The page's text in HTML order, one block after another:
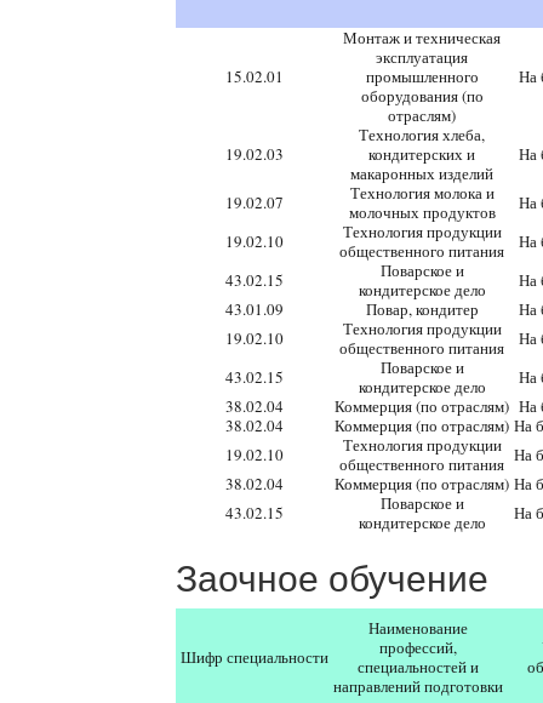
15.02.01
Монтаж и техническая
эксплуатация
промышленного
оборудования (по
отраслям)
На
19.02.03
Технология хлеба,
кондитерских и
макаронных изделий
На
19.02.07
Технология молока и
молочных продуктов
На
19.02.10
Технология продукции
общественного питания
На
43.02.15
Поварское и
кондитерское дело
На
43.01.09
Повар, кондитер
На
19.02.10
Технология продукции
общественного питания
На
43.02.15
Поварское и
кондитерское дело
На
38.02.04
Коммерция (по отраслям) На
38.02.04
Коммерция (по отраслям) На
19.02.10
Технология продукции
общественного питания На
38.02.04
Коммерция (по отраслям) На
43.02.15
Поварское и
кондитерское дело
На
Заочное обучение
Шифр специальности
Наименование
профессий,
специальностей и
направлений подготовки